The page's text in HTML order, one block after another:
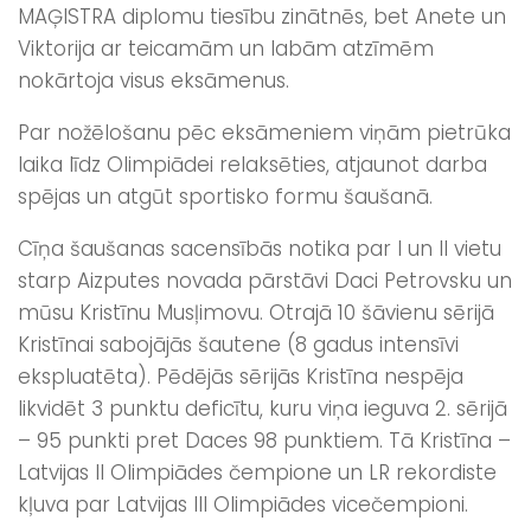
MAĢISTRA diplomu tiesību zinātnēs, bet Anete un
Viktorija ar teicamām un labām atzīmēm
nokārtoja visus eksāmenus.
Par nožēlošanu pēc eksāmeniem viņām pietrūka
laika līdz Olimpiādei relaksēties, atjaunot darba
spējas un atgūt sportisko formu šaušanā.
Cīņa šaušanas sacensībās notika par I un II vietu
starp Aizputes novada pārstāvi Daci Petrovsku un
mūsu Kristīnu Musļimovu. Otrajā 10 šāvienu sērijā
Kristīnai sabojājās šautene (8 gadus intensīvi
ekspluatēta). Pēdējās sērijās Kristīna nespēja
likvidēt 3 punktu deficītu, kuru viņa ieguva 2. sērijā
– 95 punkti pret Daces 98 punktiem. Tā Kristīna –
Latvijas II Olimpiādes čempione un LR rekordiste
kļuva par Latvijas III Olimpiādes vicečempioni.